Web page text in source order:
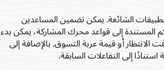
الشائعة. يمكن تضمين المساعدين
إلى قواعد محرك المشاركة، يمكن بدء
أو قيمة عربة التسوق. بالإضافة إلى